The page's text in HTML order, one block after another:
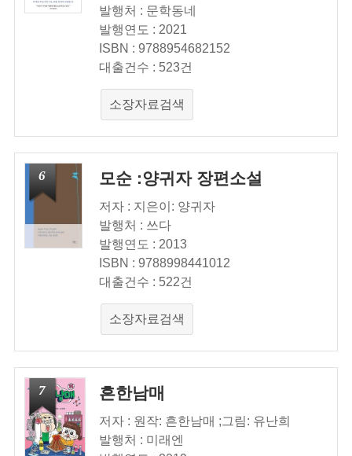
발행처 : 문학동네
발행연도 : 2021
ISBN : 9788954682152
대출건수 : 523건
소장자료검색
6 모순 :양귀자 장편소설
저자 : 지은이: 양귀자
발행처 : 쓰다
발행연도 : 2013
ISBN : 9788998441012
대출건수 : 522건
소장자료검색
7 흔한남매
저자 : 원작: 흔한남매 ;그림: 유난희
발행처 : 미래엔